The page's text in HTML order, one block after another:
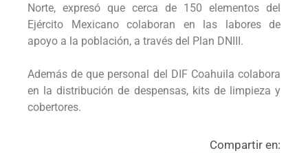
Norte, expresó que cerca de 150 elementos del
Ejército Mexicano colaboran en las labores de
apoyo a la población, a través del Plan DNIII.
Además de que personal del DIF Coahuila colabora
en la distribución de despensas, kits de limpieza y
cobertores.
Compartir en: